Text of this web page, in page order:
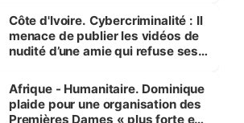
des Transports
Côte d'Ivoire. Cybercriminalité : Il
menace de publier les vidéos de
nudité d’une amie qui refuse ses
Afrique - Humanitaire. Dominique
plaide pour une organisation des
Premières Dames « plus forte et